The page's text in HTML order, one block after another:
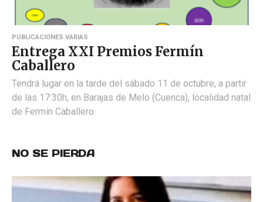
PUBLICACIONES VARIAS
Entrega XXI Premios Fermín
Caballero
Tendrá lugar en la tarde del sábado 11 de octubre, a partir
de las 17:30h, en Barajas de Melo (Cuenca), localidad natal
de Fermín Caballero.
NO SE PIERDA